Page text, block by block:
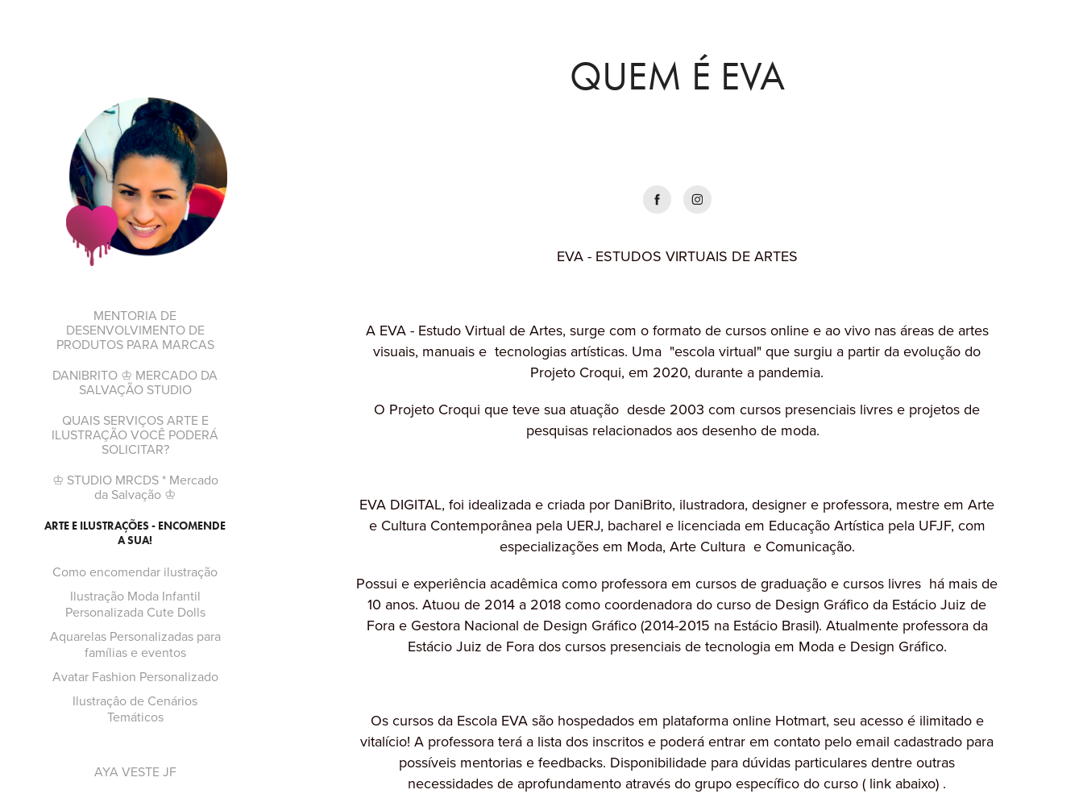
MENTORIA DE
DESENVOLVIMENTO DE
PRODUTOS PARA MARCAS
DANIBRITO ♔ MERCADO DA
SALVAÇÃO STUDIO
QUAIS SERVIÇOS ARTE E
ILUSTRAÇÃO VOCÊ PODERÁ
SOLICITAR?
♔ STUDIO MRCDS * Mercado
da Salvação ♔
ARTE E ILUSTRAÇÕES - ENCOMENDE
A SUA!
Como encomendar ilustração
Ilustração Moda Infantil
Personalizada Cute Dolls
Aquarelas Personalizadas para
famílias e eventos
Avatar Fashion Personalizado
Ilustraçâo de Cenários
Temáticos
AYA VESTE JF
QUEM É EVA
EVA - ESTUDOS VIRTUAIS DE ARTES
A EVA - Estudo Virtual de Artes, surge com o formato de cursos online e ao vivo nas áreas de artes
visuais, manuais e tecnologias artísticas. Uma "escola virtual" que surgiu a partir da evolução do
Projeto Croqui, em 2020, durante a pandemia.
O Projeto Croqui que teve sua atuação desde 2003 com cursos presenciais livres e projetos de
pesquisas relacionados aos desenho de moda.
EVA DIGITAL, foi idealizada e criada por DaniBrito, ilustradora, designer e professora, mestre em Arte
e Cultura Contemporânea pela UERJ, bacharel e licenciada em Educação Artística pela UFJF, com
especializações em Moda, Arte Cultura e Comunicação.
Possui e experiência acadêmica como professora em cursos de graduação e cursos livres há mais de
10 anos. Atuou de 2014 a 2018 como coordenadora do curso de Design Gráfico da Estácio Juiz de
Fora e Gestora Nacional de Design Gráfico (2014-2015 na Estácio Brasil). Atualmente professora da
Estácio Juiz de Fora dos cursos presenciais de tecnologia em Moda e Design Gráfico.
Os cursos da Escola EVA são hospedados em plataforma online Hotmart, seu acesso é ilimitado e
vitalício! A professora terá a lista dos inscritos e poderá entrar em contato pelo email cadastrado para
possíveis mentorias e feedbacks. Disponibilidade para dúvidas particulares dentre outras
necessidades de aprofundamento através do grupo específico do curso ( link abaixo) .